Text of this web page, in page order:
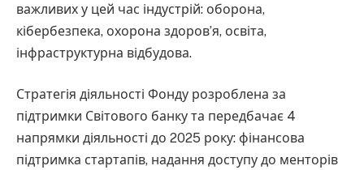
важливих у цей час індустрій: оборона,
кібербезпека, охорона здоров’я, освіта,
інфраструктурна відбудова.
Стратегія діяльності Фонду розроблена за
підтримки Світового банку та передбачає 4
напрямки діяльності до 2025 року: фінансова
підтримка стартапів, надання доступу до менторів